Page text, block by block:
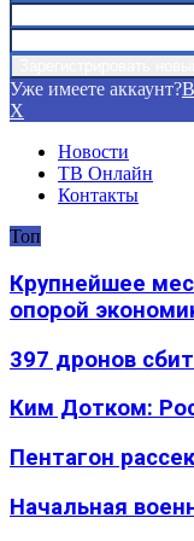
Уже имеете аккаунт?
X
Новости
ТВ Онлайн
Контакты
Топ
Крупнейшее
опорой
397 дронов
Ким Дотком:
Пентагон
Начальная